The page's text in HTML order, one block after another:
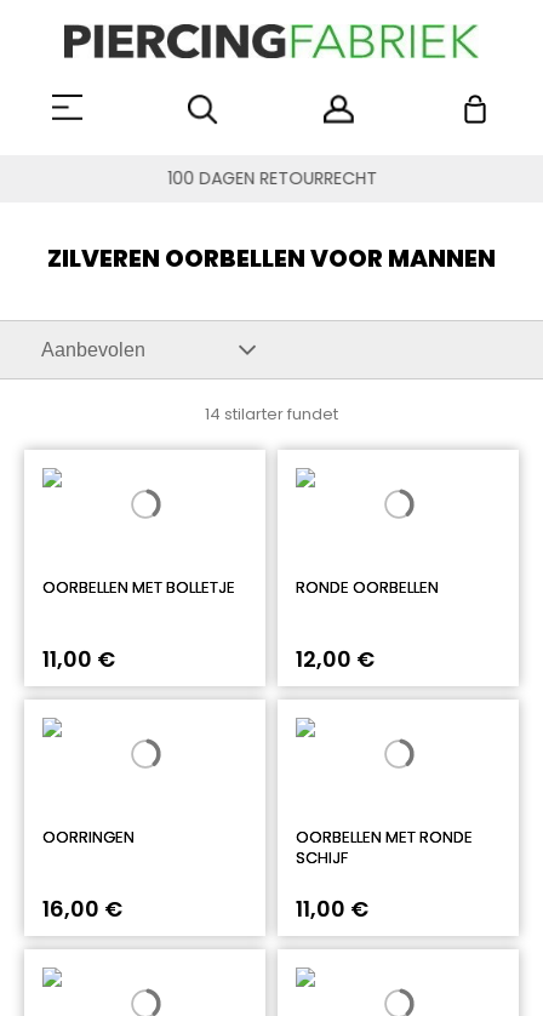
100 DAGEN RETOURRECHT
ZILVEREN OORBELLEN VOOR MANNEN
14 stilarter fundet
OORBELLEN MET BOLLETJE
11,00 €
RONDE OORBELLEN
12,00 €
OORRINGEN
16,00 €
OORBELLEN MET RONDE
SCHIJF
11,00 €